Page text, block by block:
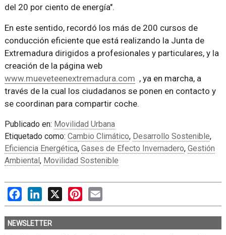
del 20 por ciento de energía".
En este sentido, recordó los más de 200 cursos de
conducción eficiente que está realizando la Junta de
Extremadura dirigidos a profesionales y particulares, y la
creación de la página web
www.mueveteenextremadura.com , ya en marcha, a
través de la cual los ciudadanos se ponen en contacto y
se coordinan para compartir coche.
Publicado en: Movilidad Urbana
Etiquetado como: Cambio Climático, Desarrollo Sostenible,
Eficiencia Energética, Gases de Efecto Invernadero, Gestión
Ambiental, Movilidad Sostenible
FacebookLinkedIn
X PinterestEmail
NEWSLETTER